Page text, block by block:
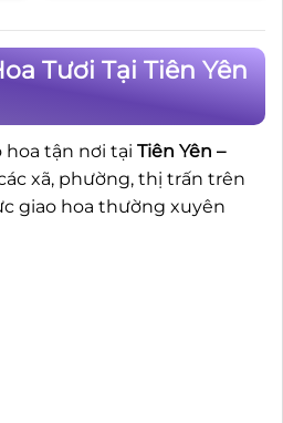
Tươi Tại Tiên Yên
hoa tận nơi tại Tiên Yên –
xã, phường, thị trấn trên
giao hoa thường xuyên